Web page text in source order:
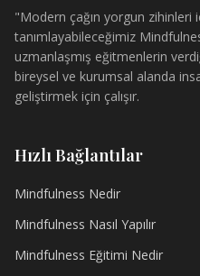
"Modern çağın yorgun
tanımlayabileceğimiz
uzmanlaşmış eğitmenlerin
bireysel ve kurumsal alanda
geliştirmek için çalışır.
Hızlı Bağlantılar
Mindfulness Nedir
Mindfulness Nasıl Yapılır
Mindfulness Eğitimi Nedir